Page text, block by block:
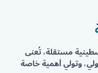
مستقلة، تُعنى
وتولي أهمية خاصة